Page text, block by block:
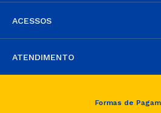
ACESSOS
ATENDIMENTO
Formas de